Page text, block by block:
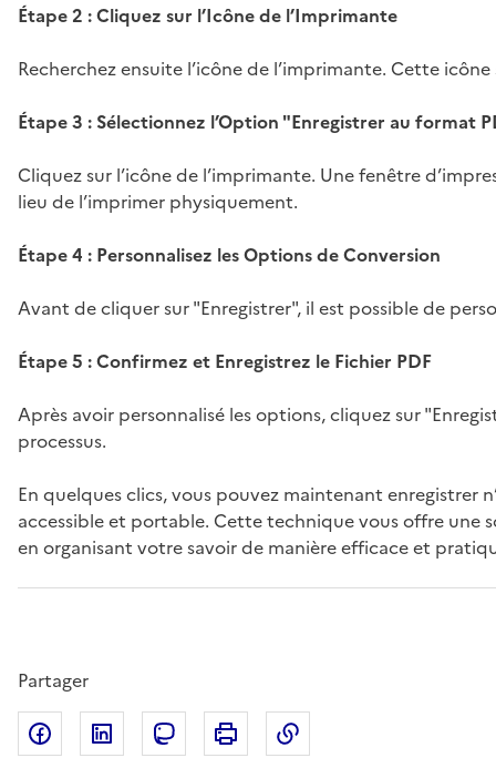
Étape 2 : Cliquez sur l’Icône de l’Imprimante
Recherchez ensuite l’icône de l’imprimante. Cette
Étape 3 : Sélectionnez l’Option "Enregistrer au format
Cliquez sur l’icône de l’imprimante. Une fenêtre
lieu de l’imprimer physiquement.
Étape 4 : Personnalisez les Options de Conversion
Avant de cliquer sur "Enregistrer", il est possible de
Étape 5 : Confirmez et Enregistrez le Fichier PDF
Après avoir personnalisé les options, cliquez sur
processus.
En quelques clics, vous pouvez maintenant
accessible et portable. Cette technique vous offre une
en organisant votre savoir de manière efficace et
Partager
Partager sur Facebook
Partager sur LinkedIn
Partager sur Mastodon
Imprimer